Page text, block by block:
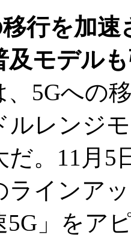
移行を加
及モデル
5Gへの
ルレンジ
だ。11月5
ラインア
5G」をア